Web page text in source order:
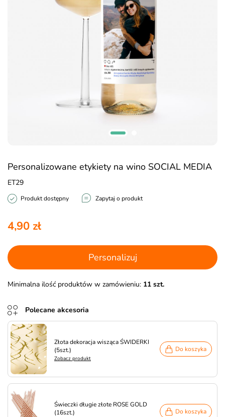
Personalizowane etykiety na wino SOCIAL MEDIA
ET29
Produkt dostępny Zapytaj o produkt
4,90 zł
Minimalna ilość produktów w zamówieniu: 11 szt.
Personalizuj
Polecane akcesoria
Złota dekoracja wisząca ŚWIDERKI
(5szt.)
Zobacz produkt
Do koszyka
Świeczki długie złote ROSE GOLD
(16szt.)
Do koszyka